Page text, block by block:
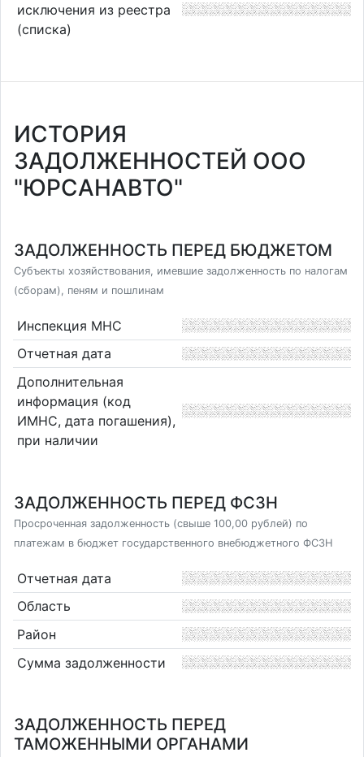
исключения из реестра
(списка)
ИСТОРИЯ
ЗАДОЛЖЕННОСТЕЙ ООО
"ЮРСАНАВТО"
ЗАДОЛЖЕННОСТЬ ПЕРЕД БЮДЖЕТОМ
Субъекты хозяйствования, имевшие задолженность по налогам
(сборам), пеням и пошлинам
Инспекция МНС
Отчетная дата
Дополнительная
информация (код
ИМНС, дата погашения),
при наличии
ЗАДОЛЖЕННОСТЬ ПЕРЕД ФСЗН
Просроченная задолженность (свыше 100,00 рублей) по
платежам в бюджет государственного внебюджетного ФСЗН
Отчетная дата
Область
Район
Сумма задолженности
ЗАДОЛЖЕННОСТЬ ПЕРЕД
ТАМОЖЕННЫМИ ОРГАНАМИ